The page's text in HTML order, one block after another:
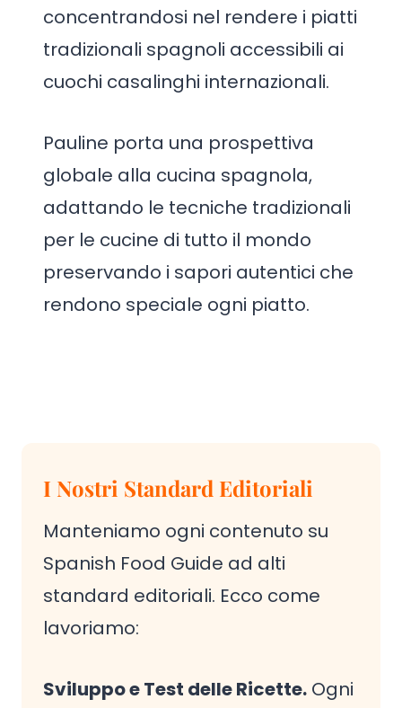
concentrandosi nel rendere i piatti
tradizionali spagnoli accessibili ai
cuochi casalinghi internazionali.
Pauline porta una prospettiva
globale alla cucina spagnola,
adattando le tecniche tradizionali
per le cucine di tutto il mondo
preservando i sapori autentici che
rendono speciale ogni piatto.
I Nostri Standard Editoriali
Manteniamo ogni contenuto su
Spanish Food Guide ad alti
standard editoriali. Ecco come
lavoriamo:
Sviluppo e Test delle Ricette. Ogni